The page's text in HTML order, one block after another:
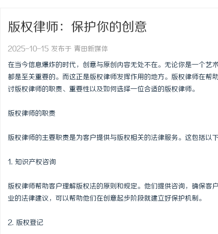
版权律师：保护你的创意
2025-10-15 发布于 青田新媒体
在当今信息爆炸的时代，创意与原创内容无处不在。无论你是一个
都是至关重要的。而这正是版权律师发挥作用的地方。版权律师在
讨版权律师的职责、重要性以及如何选择一位合适的版权律师。
版权律师的职责
版权律师的主要职责是为客户提供与版权相关的法律服务。这包括以
1. 知识产权咨询
版权律师帮助客户理解版权法的原则和规定。他们提供咨询，确保
业的法律建议，可以帮助他们在创意起步阶段就建立好保护机制。
2. 版权登记